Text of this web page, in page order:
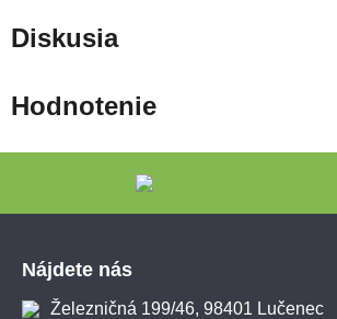
Diskusia
Hodnotenie
Nájdete nás
Železničná 199/46, 98401 Lučenec